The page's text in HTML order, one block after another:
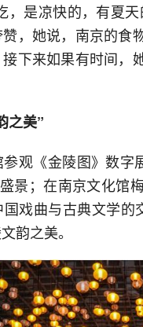
，是凉快的，有夏
，她说，南京的食
下来如果有时间，
之美”
观《金陵图》数字
景；在南京文化馆
国戏曲与古典文学
韵之美。